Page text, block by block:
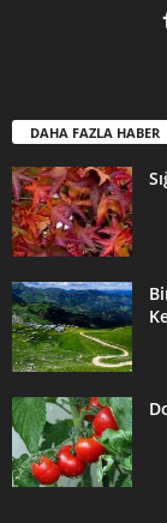
DAHA FAZLA HABER